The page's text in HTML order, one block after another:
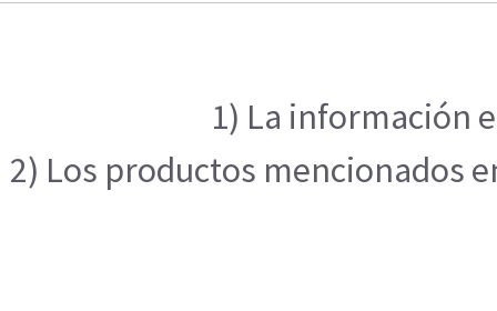
1) La información
2) Los productos mencionados